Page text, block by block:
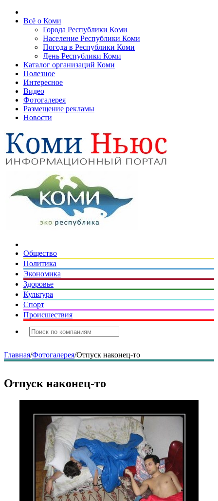
Всё о Коми
Города Республики Коми
Население Республики Коми
Погода в Республики Коми
День Республики Коми
Каталог организаций Коми
Полезное
Интересное
Видео
Фотогалерея
Размещение рекламы
Новости
Общество
Политика
Экономика
Здоровье
Культура
Спорт
Происшествия
Главная/Фотогалерея/Отпуск наконец-то
Отпуск наконец-то